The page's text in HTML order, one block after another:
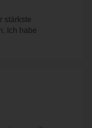
stärkste
Ich habe